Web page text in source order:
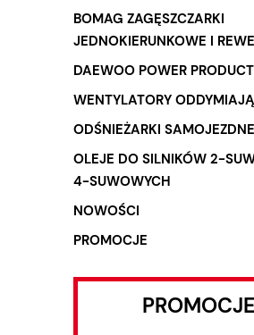
BOMAG ZAGĘSZCZARKI
JEDNOKIERUNKOWE I
DAEWOO POWER
WENTYLATORY
ODŚNIEŻARKI SAMOJEZDNE
OLEJE DO SILNIKÓW 2-
4-SUWOWYCH
NOWOŚCI
PROMOCJE
PROMOCJE